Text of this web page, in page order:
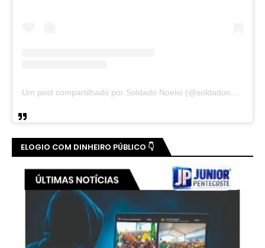
Um post compartilhado por Soldado Noelio (@soldadonoelio)
ELOGIO COM DINHEIRO PÚBLICO 👇